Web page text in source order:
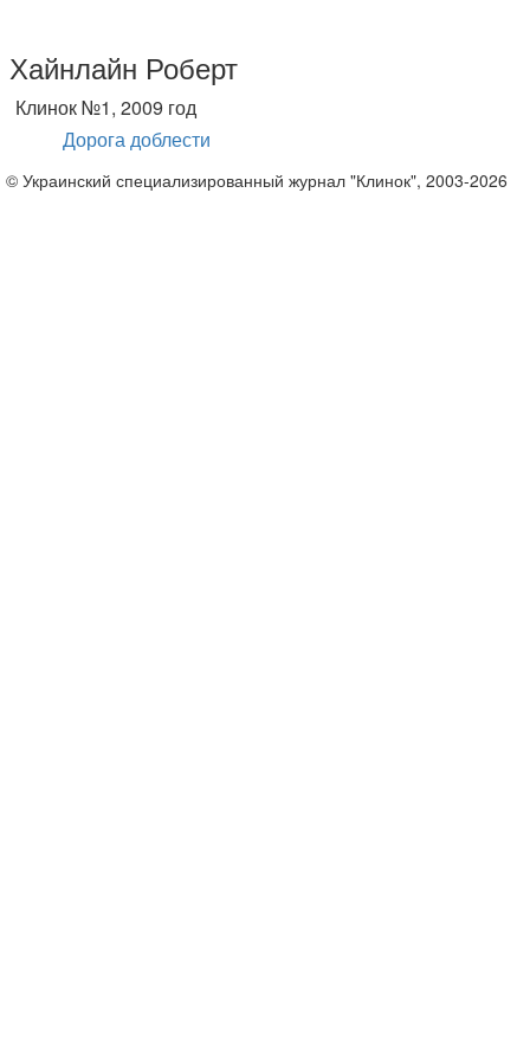
Хайнлайн Роберт
Клинок №1, 2009 год
Дорога доблести
© Украинский специализированный журнал "Клинок", 2003-2026